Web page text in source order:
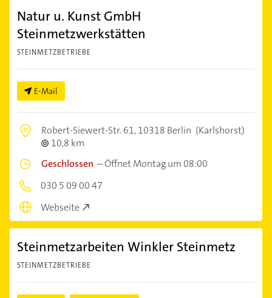
Natur u. Kunst GmbH
Steinmetzwerkstätten
STEINMETZBETRIEBE
E-Mail
Robert-Siewert-Str. 61,10318 Berlin (Karlshorst)
10,8 km
Geschlossen –Öffnet Montag um 08:00
030 5 09 00 47
Webseite
Steinmetzarbeiten Winkler Steinmetz
STEINMETZBETRIEBE